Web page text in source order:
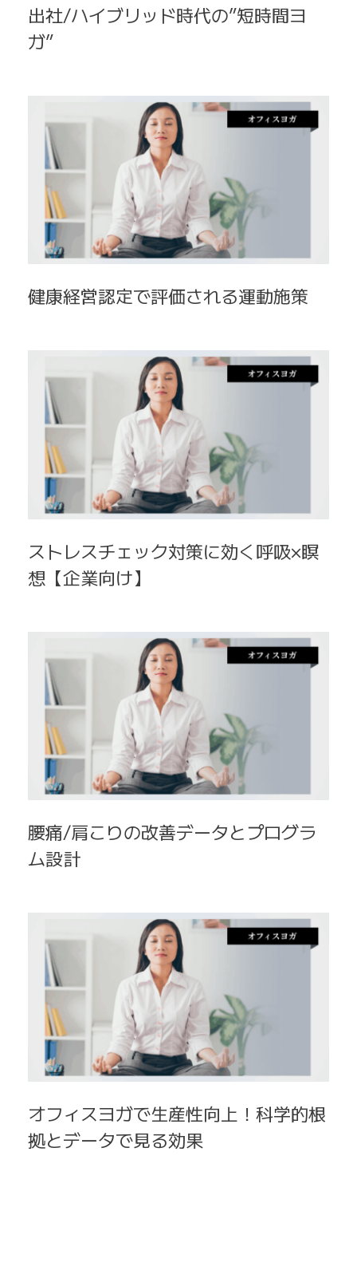
出社/ハイブリッド時代の”短時間ヨ
ガ”
健康経営認定で評価される運動施策
ストレスチェック対策に効く呼吸×瞑
想【企業向け】
腰痛/肩こりの改善データとプログラ
ム設計
オフィスヨガで生産性向上！科学的根
拠とデータで見る効果